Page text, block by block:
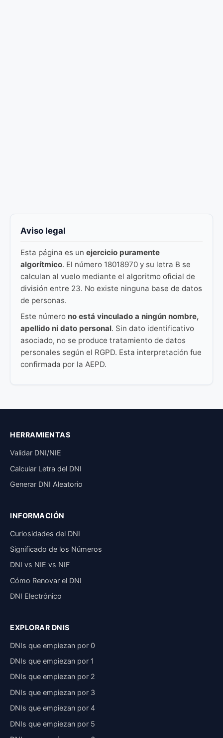
Aviso legal
Esta página es un ejercicio puramente
algorítmico. El número 18018970 y su letra B se
calculan al vuelo mediante el algoritmo oficial de
división entre 23. No existe ninguna base de datos
de personas.
Este número no está vinculado a ningún nombre,
apellido ni dato personal. Sin dato identificativo
asociado, no se produce tratamiento de datos
personales según el RGPD. Esta interpretación fue
confirmada por la AEPD.
HERRAMIENTAS
Validar DNI/NIE
Calcular Letra del DNI
Generar DNI Aleatorio
INFORMACIÓN
Curiosidades del DNI
Significado de los Números
DNI vs NIE vs NIF
Cómo Renovar el DNI
DNI Electrónico
EXPLORAR DNIS
DNIs que empiezan por 0
DNIs que empiezan por 1
DNIs que empiezan por 2
DNIs que empiezan por 3
DNIs que empiezan por 4
DNIs que empiezan por 5